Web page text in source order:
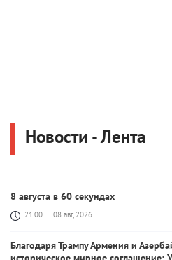
Новости - Лента
8 августа в 60 секундах
21:00 08 авг, 2026
Благодаря Трампу Армения и